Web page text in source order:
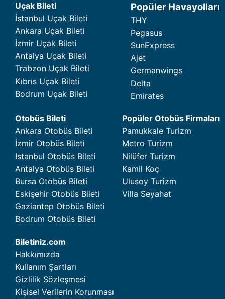
Uçak Bileti
İstanbul Uçak Bileti
Ankara Uçak Bileti
İzmir Uçak Bileti
Antalya Uçak Bileti
Trabzon Uçak Bileti
Kıbrıs Uçak Bileti
Bodrum Uçak Bileti
Popüler Havayolları
THY
Pegasus
SunExpress
Ajet
Germanwings
Delta
Emirates
Otobüs Bileti
Ankara Otobüs Bileti
İzmir Otobüs Bileti
Istanbul Otobüs Bileti
Antalya Otobüs Bileti
Bursa Otobüs Bileti
Eskişehir Otobüs Bileti
Gaziantep Otobüs Bileti
Bodrum Otobüs Bileti
Popüler Otobüs Firmaları
Pamukkale Turizm
Metro Turizm
Nilüfer Turizm
Kamil Koç
Ulusoy Turizm
Villa Seyahat
Biletiniz.com
Hakkımızda
Kullanım Şartları
Gizlilik Sözleşmesi
Kişisel Verilerin Korunması